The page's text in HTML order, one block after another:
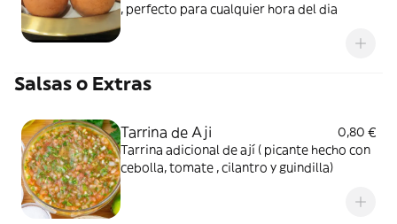
, perfecto para cualquier hora del dia
Salsas o Extras
Tarrina de Aji
0,80 €
Tarrina adicional de ají ( picante hecho con
cebolla, tomate , cilantro y guindilla)